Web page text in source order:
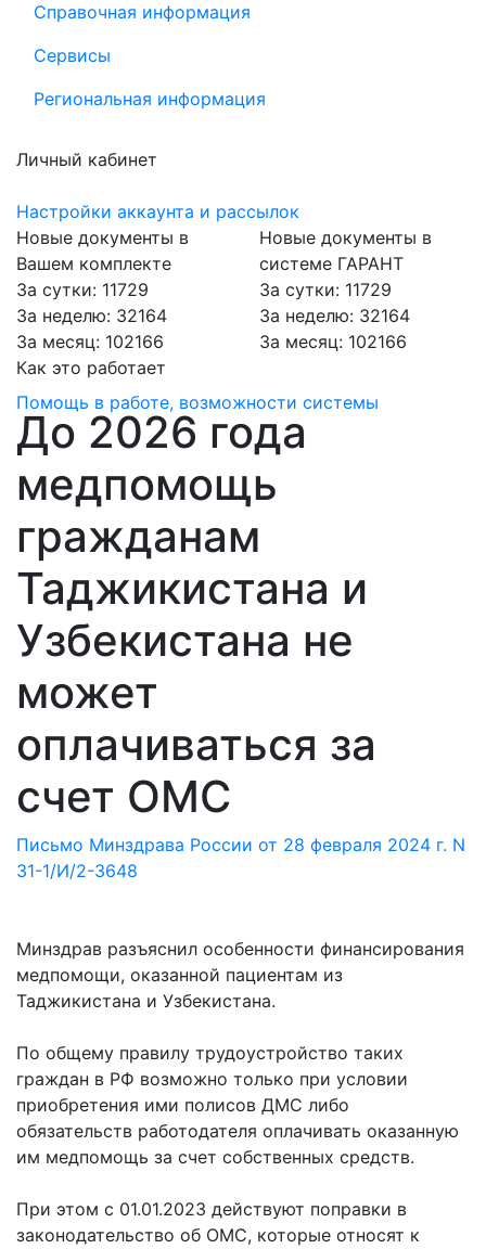
Справочная информация
Сервисы
Региональная информация
Личный кабинет
Настройки аккаунта и рассылок
Новые документы в
Вашем комплекте
За сутки: 11729
За неделю: 32164
За месяц: 102166
Новые документы в
системе ГАРАНТ
За сутки: 11729
За неделю: 32164
За месяц: 102166
Как это работает
Помощь в работе, возможности системы
До 2026 года
медпомощь
гражданам
Таджикистана и
Узбекистана не
может
оплачиваться за
счет ОМС
Письмо Минздрава России от 28 февраля 2024 г. N
31-1/И/2-3648
Минздрав разъяснил особенности финансирования
медпомощи, оказанной пациентам из
Таджикистана и Узбекистана.
По общему правилу трудоустройство таких
граждан в РФ возможно только при условии
приобретения ими полисов ДМС либо
обязательств работодателя оплачивать оказанную
им медпомощь за счет собственных средств.
При этом с 01.01.2023 действуют поправки в
законодательство об ОМС, которые относят к